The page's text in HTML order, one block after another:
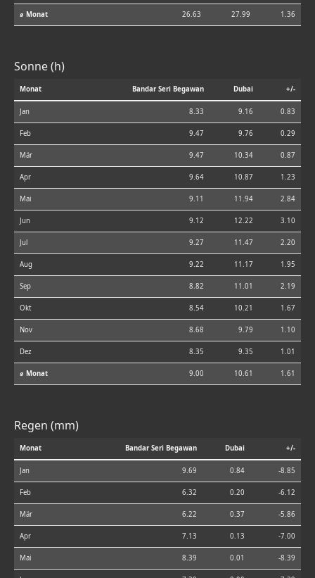
⌀ Monat 26.63 27.99 1.36
Sonne (h)
Monat Bandar Seri Begawan Dubai +/-
Jan 8.33 9.16 0.83
Feb 9.47 9.76 0.29
Mär 9.47 10.34 0.87
Apr 9.64 10.87 1.23
Mai 9.11 11.94 2.84
Jun 9.12 12.22 3.10
Jul 9.27 11.47 2.20
Aug 9.22 11.17 1.95
Sep 8.82 11.01 2.19
Okt 8.54 10.21 1.67
Nov 8.68 9.79 1.10
Dez 8.35 9.35 1.01
⌀ Monat 9.00 10.61 1.61
Regen (mm)
Monat Bandar Seri Begawan Dubai +/-
Jan 9.69 0.84 -8.85
Feb 6.32 0.20 -6.12
Mär 6.22 0.37 -5.86
Apr 7.13 0.13 -7.00
Mai 8.39 0.01 -8.39